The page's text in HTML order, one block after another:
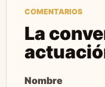
COMENTARIOS
La
Nombre